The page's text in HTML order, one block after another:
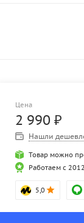
Цена
2 990 ₽
Нашли
Товар можно
Работаем с
5,0